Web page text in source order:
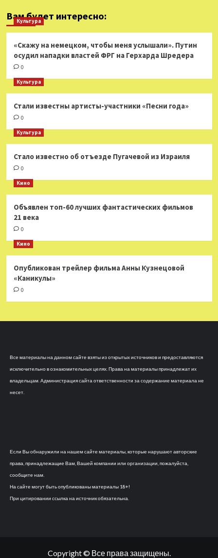
Вам будет интересно:
Культура
«Скажу на немецком, чтобы меня услышали». Путин
осудил нападки властей ФРГ на Герхарда Шредера
0
Культура
Стали известны артисты-участники «Песни года»
0
Культура
Стало известно об отъезде Пугачевой из Израиля
0
Кино
Объявлен топ-60 лучших фантастических фильмов
21 века
0
Кино
Опубликован трейлер фильма Анны Кузнецовой
«Каникулы»
0
Все материалы на данном сайте взяты из открытых источников и предоставляются
исключительно в ознакомительных целях. Права на материалы принадлежат их
владельцам. Администрация сайта ответственности за содержание материала не
несет.
Если Вы обнаружили на нашем сайте материалы, которые нарушают авторские
права, принадлежащие Вам, Вашей компании или организации, пожалуйста,
сообщите нам.
На сайте могут быть опубликованы материалы 18+!
При цитировании ссылка на источник обязательна.
Copyright © Все права защищены.